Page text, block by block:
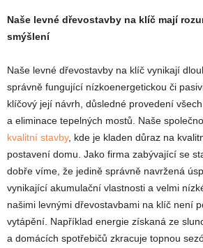
Naše levné dřevostavby na klíč mají
smýšlení
Naše levné dřevostavby na klíč vynikají
správně fungující nízkoenergetickou či
klíčový její návrh, důsledné provedení
a eliminace tepelných mostů. Naše
kvalitní stavby, kde je kladen důraz na
postavení domu. Jako firma zabývající se
dobře víme, že jedině správně navržená
vynikající akumulační vlastnosti a velmi
našimi levnými dřevostavbami na klíč není
vytápění. Například energie získaná ze
a domácích spotřebičů zkracuje topnou